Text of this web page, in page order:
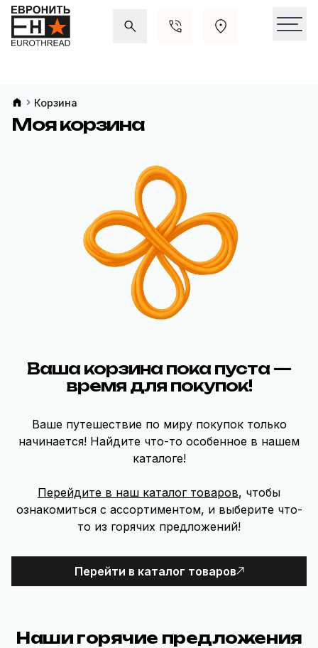
Корзина
Моя корзина
Ваша корзина пока пуста —
время для покупок!
Ваше путешествие по миру покупок только
начинается! Найдите что-то особенное в нашем
каталоге!
Перейдите в наш каталог товаров, чтобы
ознакомиться c ассортиментом, и выберите что-
то из горячих предложений!
Перейти в каталог товаров
Наши горячие предложения